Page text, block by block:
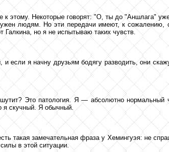
Некоторые говорят: "О, ты до "Аншлага"
людям. Но эти передачи имеют, к сожалению,
но я не испытываю таких чувств.
если я начну друзьям бодягу разводить, они
Это патология. Я — абсолютно нормальный
я скучный. Я обычный.
такая замечательная фраза у Хемингуэя: не
в этой ситуации.